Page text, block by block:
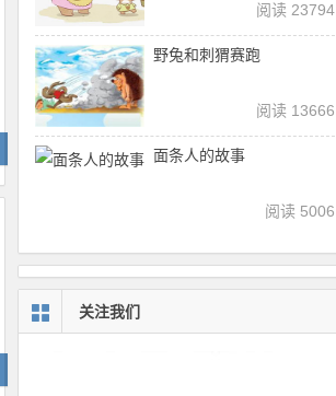
阅读 23794
野兔和刺猬赛跑
阅读 13666
面条人的故事
阅读 5006
关注我们